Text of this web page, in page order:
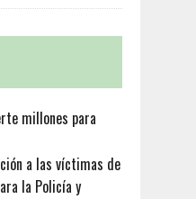
millones para
a las víctimas de
la Policía y